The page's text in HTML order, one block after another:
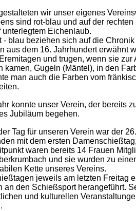
wir unser eigenes
sind rot-blau und auf der
unterlegtem Eichenlaub.
- blau beziehen sich auf die
aus dem 16. Jahrhundert erwähnt
und trugen, wenn sie
kamen, Gugeln (Mäntel), in den
man auch die Farben vom
konnte unser Verein, der bereits
Jubiläum begehen.
Tag für unseren Verein war der
mit dem ersten
waren bereits 14 Frauen
und sie wurden zu
Kette unseres Vereins.
jeweils am letzten Freitag
an den Schießsport herangeführt.
und kulturellen